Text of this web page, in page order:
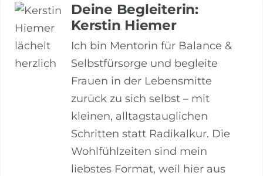
Deine Begleiterin:
Kerstin Hiemer
Ich bin Mentorin für Balance &
Selbstfürsorge und begleite
Frauen in der Lebensmitte
zurück zu sich selbst – mit
kleinen, alltagstauglichen
Schritten statt Radikalkur. Die
Wohlfühlzeiten sind mein
liebstes Format, weil hier aus